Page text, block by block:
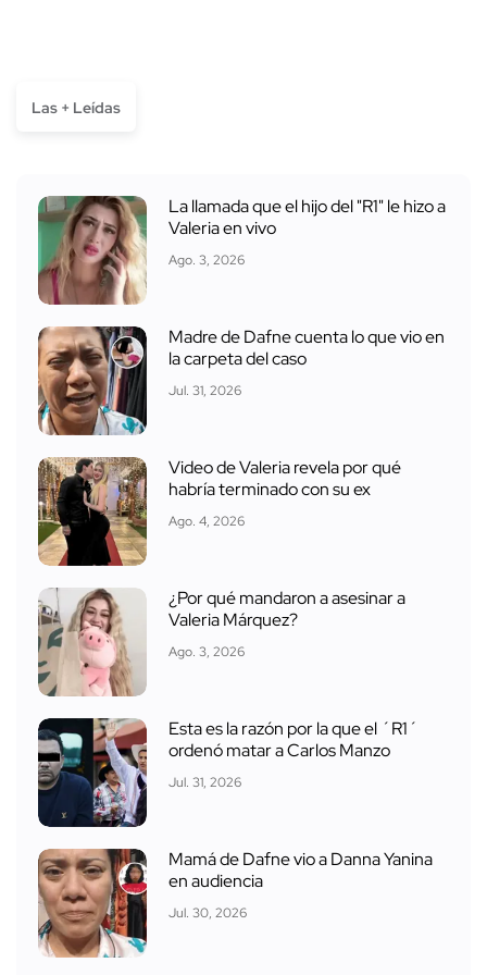
Las + Leídas
La llamada que el hijo del "R1" le hizo a
Valeria en vivo
Ago. 3, 2026
Madre de Dafne cuenta lo que vio en
la carpeta del caso
Jul. 31, 2026
Video de Valeria revela por qué
habría terminado con su ex
Ago. 4, 2026
¿Por qué mandaron a asesinar a
Valeria Márquez?
Ago. 3, 2026
Esta es la razón por la que el ´R1´
ordenó matar a Carlos Manzo
Jul. 31, 2026
Mamá de Dafne vio a Danna Yanina
en audiencia
Jul. 30, 2026